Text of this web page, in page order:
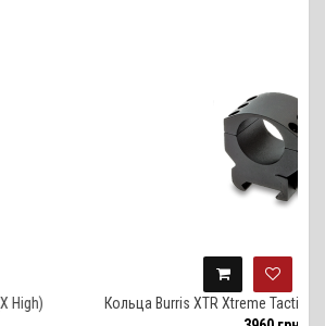
Кольца Burris XTR Xtreme Tactical rings 30 мм